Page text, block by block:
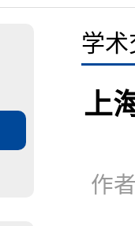
学术
上
作